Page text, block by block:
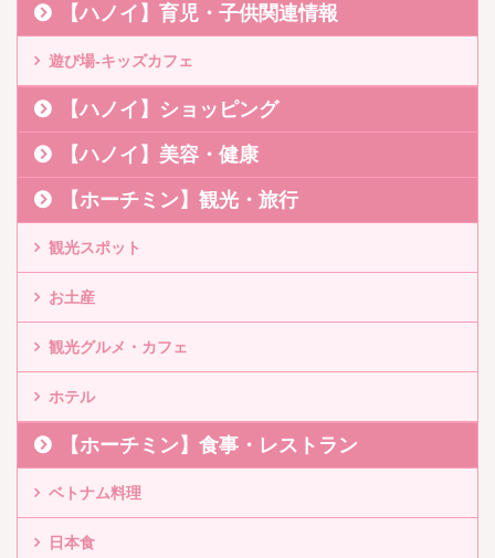
【ハノイ】育児・子供関連情報
遊び場-キッズカフェ
【ハノイ】ショッピング
【ハノイ】美容・健康
【ホーチミン】観光・旅行
観光スポット
お土産
観光グルメ・カフェ
ホテル
【ホーチミン】食事・レストラン
ベトナム料理
日本食